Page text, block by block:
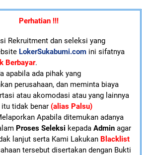
Perhatian !!!
Rekruitment dan seleksi yang
LokerSukabumi.comini sifatnya
Berbayar.
apabila ada pihak yang
perusahaan, dan meminta biaya
atau akomodasi atau yang lainnya
tidak benar (alias Palsu)
Apabila ditemukan adanya
Proses Seleksi kepada Adminagar
lanjut serta Kami LakukanBlacklist
tersebut disertakan dengan Bukti